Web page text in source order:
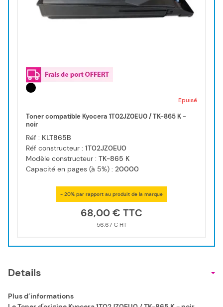
Epuisé
Toner compatible Kyocera 1T02JZ0EU0 / TK-865 K -
noir
Réf : KLT865B
Réf constructeur : 1T02JZ0EU0
Modèle constructeur : TK-865 K
Capacité en pages (à 5%) : 20000
- 20% par rapport au produit de la marque
68,00 €
56,67 €
Details
Plus d’informations